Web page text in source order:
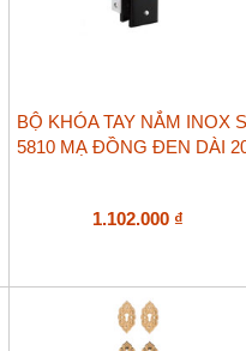
BỘ KHÓA TAY NẮM INOX
5810 MẠ ĐỒNG ĐEN DÀI
1.102.000 ₫